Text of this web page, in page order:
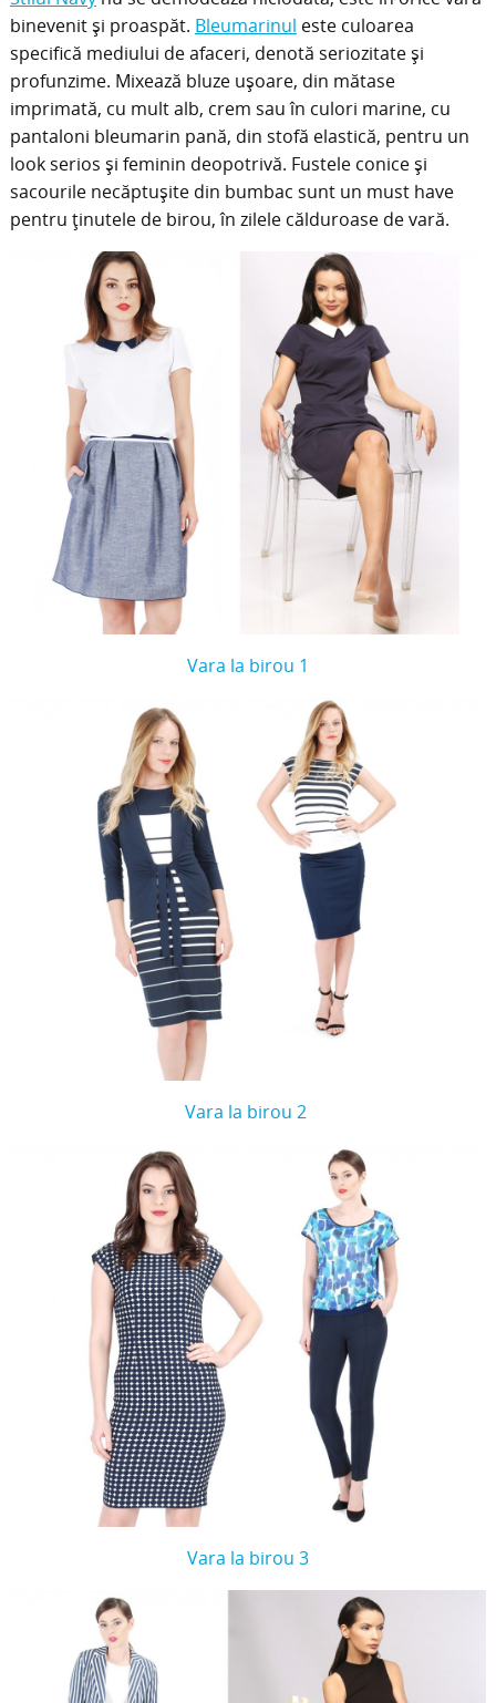
binevenit şi proaspăt. Bleumarinul este culoarea
specifică mediului de afaceri, denotă seriozitate și
profunzime. Mixează bluze ușoare, din mătase
imprimată, cu mult alb, crem sau în culori marine, cu
pantaloni bleumarin pană, din stofă elastică, pentru un
look serios și feminin deopotrivă. Fustele conice și
sacourile necăptușite din bumbac sunt un must have
pentru ținutele de birou, în zilele călduroase de vară.
Vara la birou 1
Vara la birou 2
Vara la birou 3